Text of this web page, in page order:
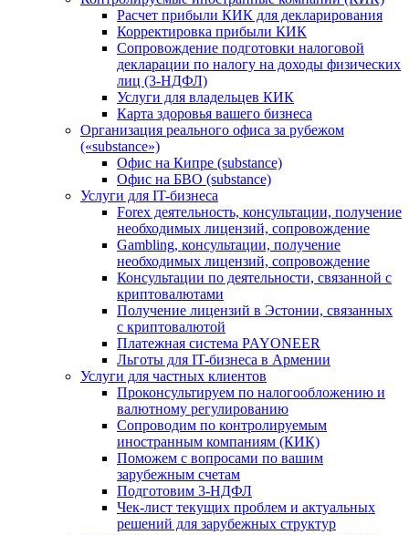
Расчет прибыли КИК для декларирования
Корректировка прибыли КИК
Сопровождение подготовки налоговой
декларации по налогу на доходы физических
лиц (3-НДФЛ)
Услуги для владельцев КИК
Карта здоровья вашего бизнеса
Организация реального офиса за рубежом
(«substance»)
Офис на Кипре (substance)
Офис на БВО (substance)
Услуги для IT-бизнеса
Forex деятельность, консультации, получение
необходимых лицензий, сопровождение
Gambling, консультации, получение
необходимых лицензий, сопровождение
Консультации по деятельности, связанной с
криптовалютами
Получение лицензий в Эстонии, связанных
с криптовалютой
Платежная система PAYONEER
Льготы для IT-бизнеса в Армении
Услуги для частных клиентов
Проконсультируем по налогообложению и
валютному регулированию
Сопроводим по контролируемым
иностранным компаниям (КИК)
Поможем с вопросами по вашим
зарубежным счетам
Подготовим 3-НДФЛ
Чек-лист текущих проблем и актуальных
решений для зарубежных структур